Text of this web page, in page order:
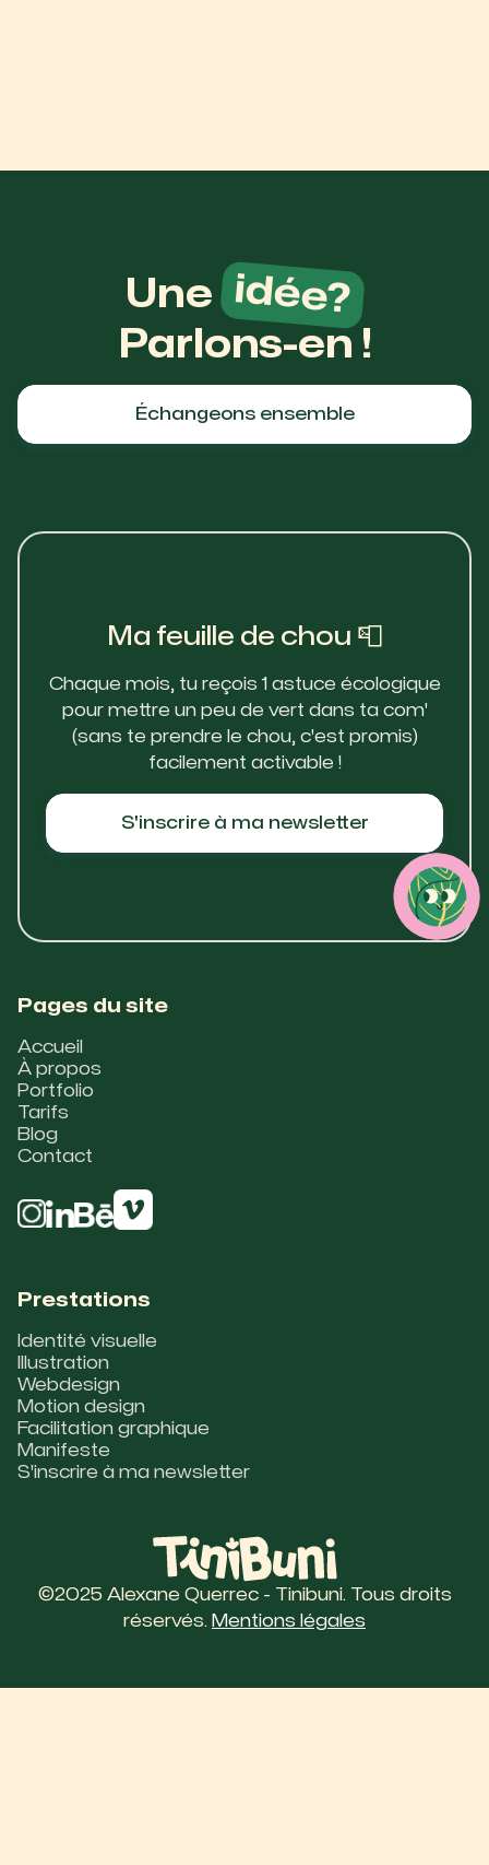
Une idée?
Parlons-en !
Échangeons ensemble
Pages du site
Accueil
À propos
Portfolio
Tarifs
Blog
Contact
Prestations
Identité visuelle
Illustration
Webdesign
Motion design
Facilitation graphique
Manifeste
S'inscrire à ma newsletter
Ma feuille de chou 📮
Chaque mois, tu reçois 1 astuce écologique
pour mettre un peu de vert dans ta com'
(sans te prendre le chou, c'est promis)
facilement activable !
S'inscrire à ma newsletter
©2025 Alexane Querrec - Tinibuni. Tous droits
réservés. Mentions légales